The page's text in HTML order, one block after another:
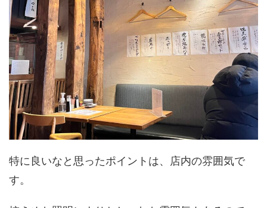
特に良いなと思ったポイントは、店内の雰囲気で
す。